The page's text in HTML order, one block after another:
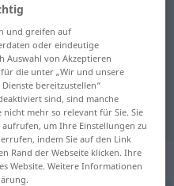
Übersetzung
Übersetzung
und greifen auf
oder eindeutige
Auswahl von Akzeptieren
die unter „Wir und unsere
bereitzustellen“
sind, sind manche
mehr so relevant für Sie. Sie
um Ihre Einstellungen zu
indem Sie auf den Link
Rand der Webseite klicken. Ihre
Website. Weitere Informationen